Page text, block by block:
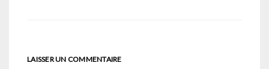
LAISSER UN COMMENTAIRE